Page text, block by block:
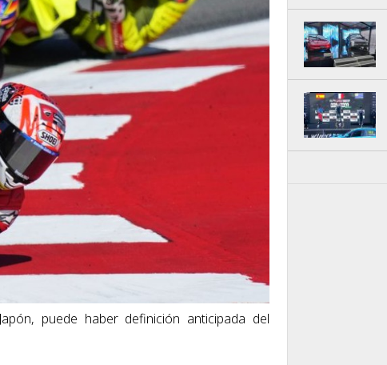
puede haber definición anticipada del